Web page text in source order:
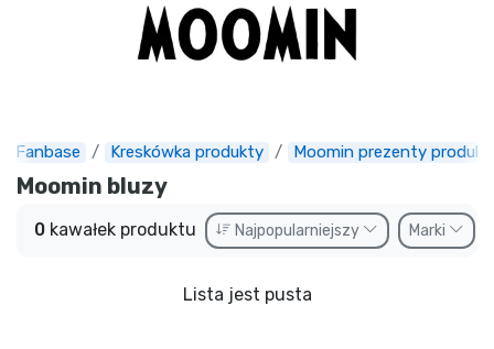
Fanbase Kreskówka produkty Moomin prezenty
Moomin bluzy
0 kawałek produktu Najpopularniejszy Marki
Lista jest pusta
Najnowsze rzeczy
Przedsprzedaż
Outlet produkty